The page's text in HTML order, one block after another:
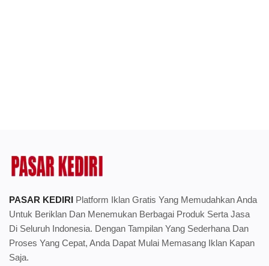
PASAR KEDIRI Platform Iklan Gratis Yang Memudahkan Anda
Untuk Beriklan Dan Menemukan Berbagai Produk Serta Jasa
Di Seluruh Indonesia. Dengan Tampilan Yang Sederhana Dan
Proses Yang Cepat, Anda Dapat Mulai Memasang Iklan Kapan
Saja.